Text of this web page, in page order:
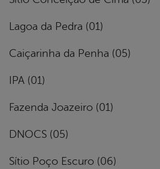
Lagoa da Pedra (01)
Caiçarinha da Penha (05)
IPA (01)
Fazenda Joazeiro (01)
DNOCS (05)
Sítio Poço Escuro (06)